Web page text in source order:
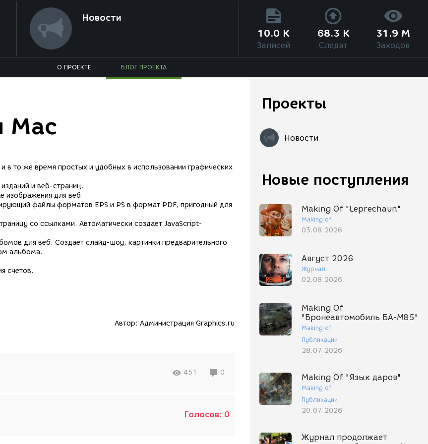
Новости
10.0 K
Записей
68.3 K
Следят
31.9 M
Заходов
О ПРОЕКТЕ БЛОГ ПРОЕКТА
Проекты
Новости
Новые поступления
Making Of "Leprechaun"
Making of
03.08.2026
Август 2026
Журнал
02.08.2026
Making Of
"Бронеавтомобиль БА-М85"
Making of
Публикации
28.07.2026
Making Of "Язык даров"
Making of
Публикации
20.07.2026
Журнал продолжает
Mac
в то же время простых и удобных в использовании графических
и веб-страниц.
изображения для веб.
файлы форматов EPS и PS в формат PDF, пригодный для
со ссылками. Автоматически создает JavaScript-
для веб. Создает слайд-шоу, картинки предварительного
альбома.
счетов.
Автор: Администрация Graphics.ru
451 0
Голосов: 0